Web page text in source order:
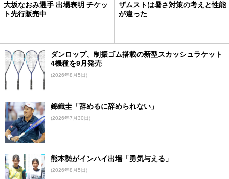
大坂なおみ選手 出場表明 チケッ
ト先行販売中
ザムストは暑さ対策の考えと性能
が違った
ダンロップ、制振ゴム搭載の新型スカッシュラケット
4機種を9月発売
(2026年8月5日)
錦織圭「辞めるに辞められない」
(2026年7月30日)
熊本勢がインハイ出場「勇気与える」
(2026年8月5日)